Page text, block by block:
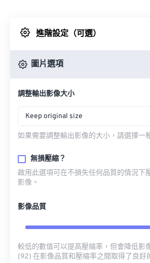
來自 Google 雲端
進階設定（可選）
圖片選項
調整輸出影像大小
Keep original size
如果需要調整輸出影像的大小，請選擇一
無損壓縮？
啟用此選項可在不損失任何品質的情況下
影像。
影像品質
較低的數值可以提高壓縮率，但會降低影
(92) 在影像品質和壓縮率之間取得了良好